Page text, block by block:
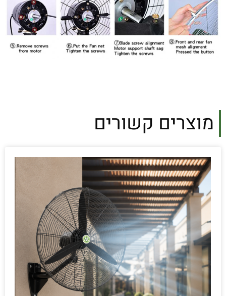
מוצרים קשורים